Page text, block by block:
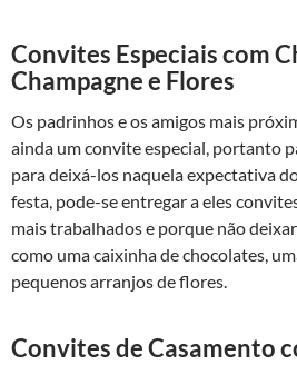
Convites Especiais com
Champagne e Flores
Os padrinhos e os amigos mais
ainda um convite especial, portanto
para deixá-los naquela expectativa
festa, pode-se entregar a eles
mais trabalhados e porque não
como uma caixinha de chocolates,
pequenos arranjos de flores.
Convites de Casamento